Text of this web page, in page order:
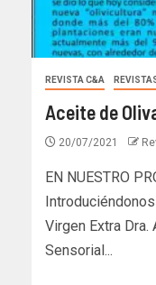
REVISTA C&A
Aceite de
20/07/2021
EN NUESTRO
Virgen Extra Dra.
Sensorial...